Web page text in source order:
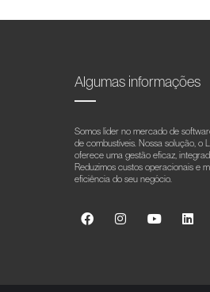
Algumas informações
Somos líder no mercado de
de combustíveis. Nossa solução, o
oferece uma gestão eficaz,
Reduzimos custos operacionais e
eficiência do seu negócio.